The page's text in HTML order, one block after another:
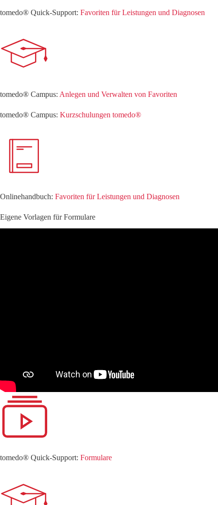
tomedo® Quick-Support: Favoriten für Leistungen und Diagnosen
tomedo® Campus: Anlegen und Verwalten von Favoriten
tomedo® Campus: Kurzschulungen tomedo®
Onlinehandbuch: Favoriten für Leistungen und Diagnosen
Eigene Vorlagen für Formulare
tomedo® Quick-Support: Formulare